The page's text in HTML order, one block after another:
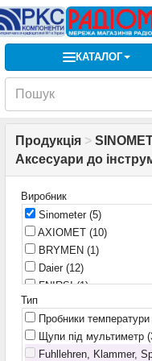
КАТАЛОГ
Продукція >
Аксесуари до
Виробник
Sinometer (5)
AXIOMET (10)
BRYMEN (1)
Daier (12)
FNIRSI(1)
Fluke
Global Tone(34)
HIRSCHMANN T&M(2)
HTI(1)
Тип
Пробники температури
Щупи під мультиметр
Fuhllehren, Klammer,